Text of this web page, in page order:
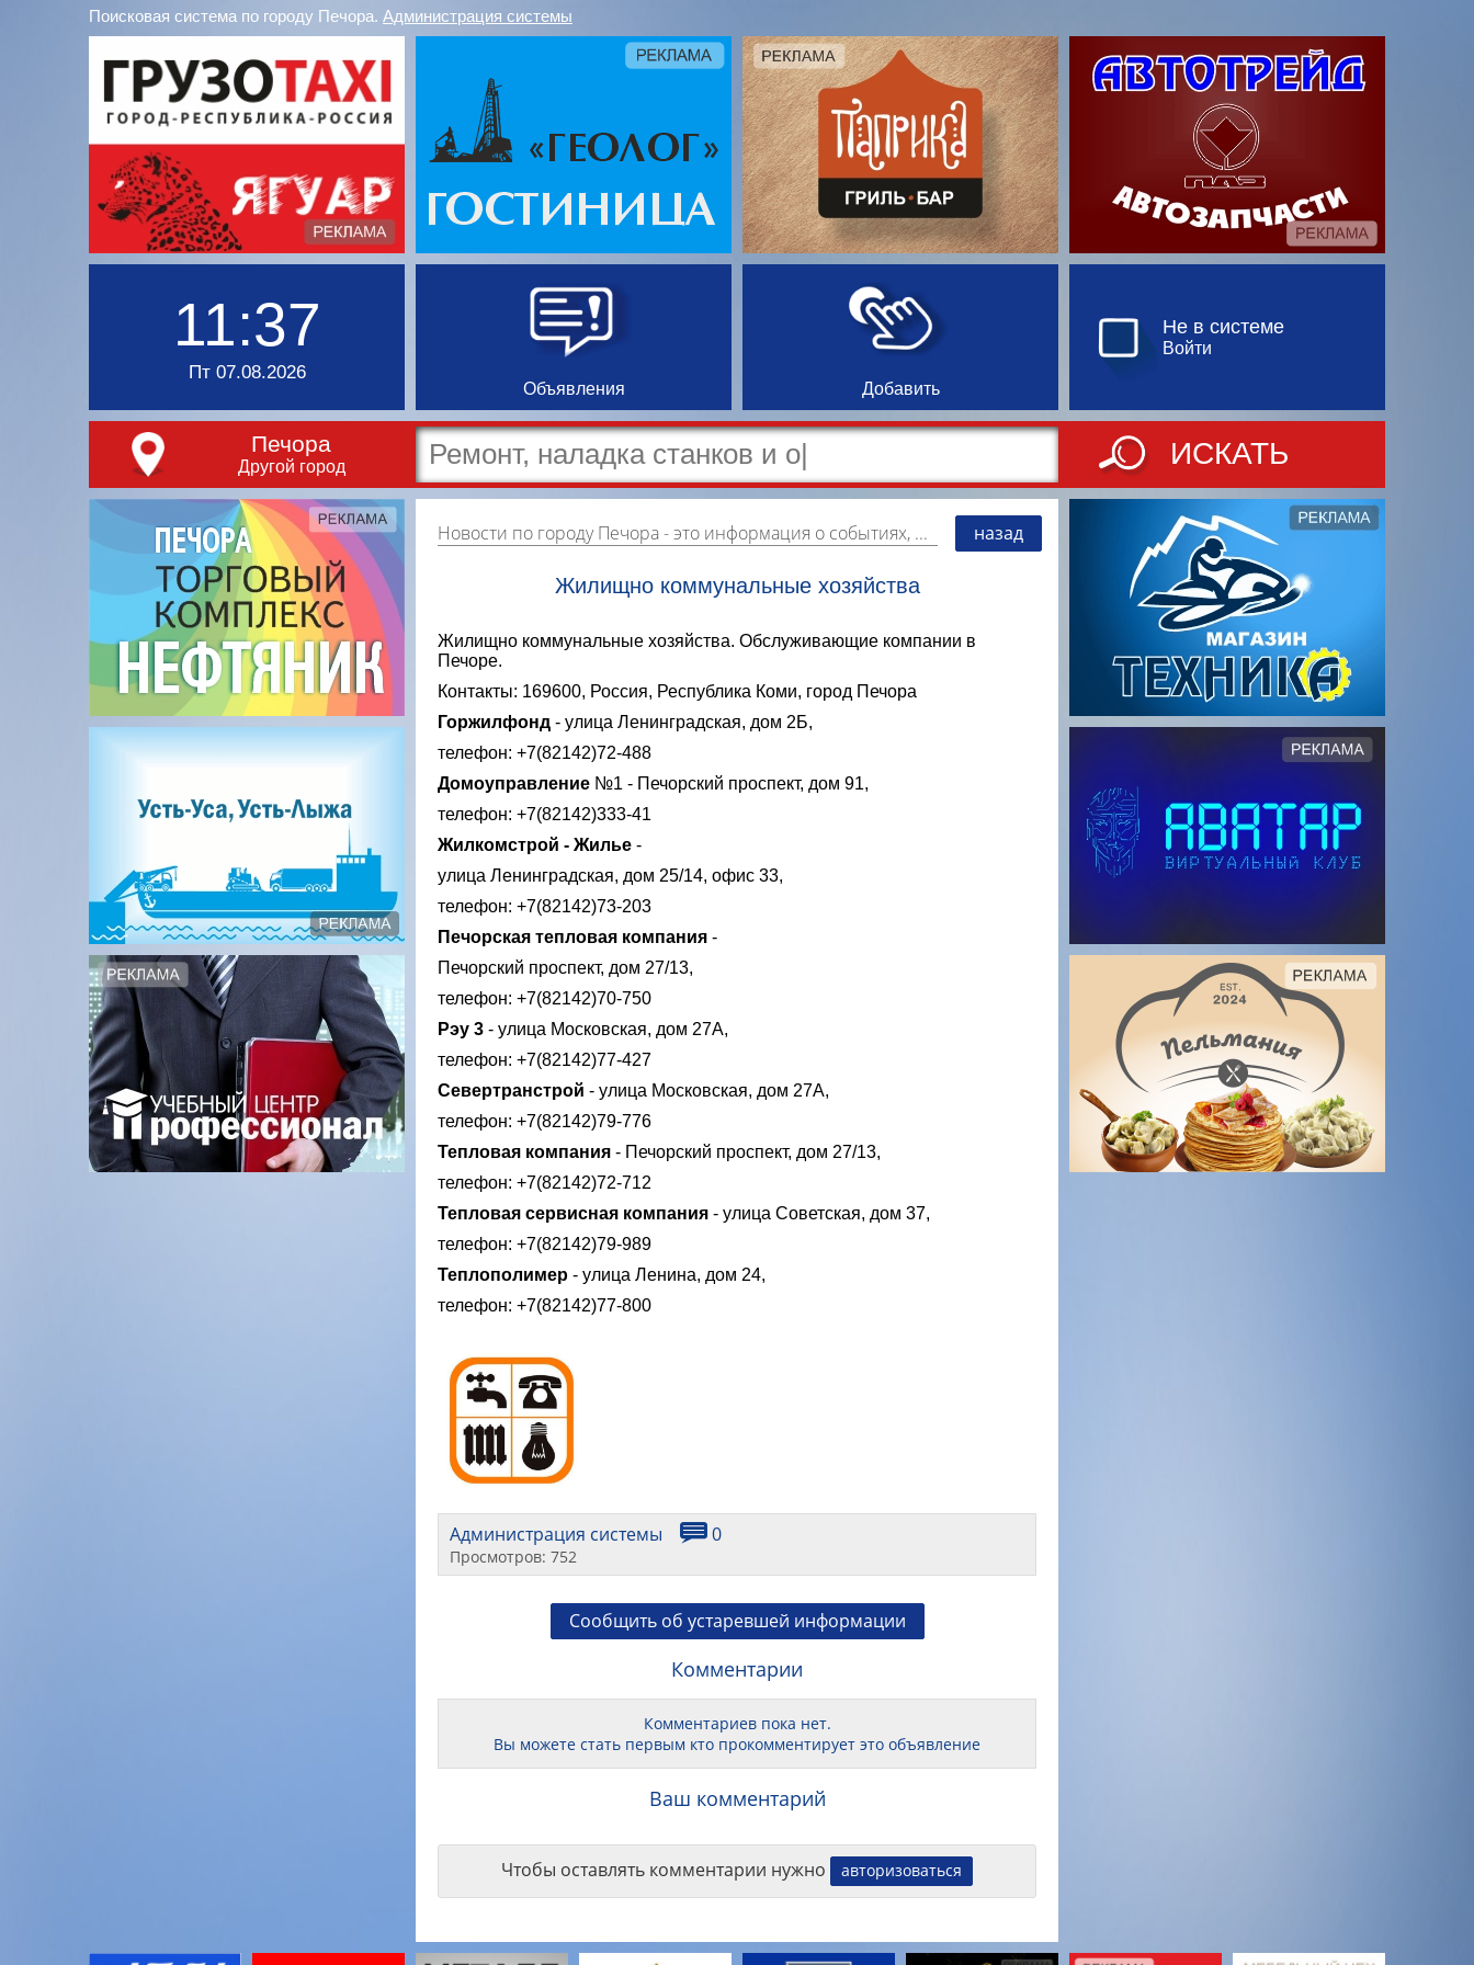
Поисковая система по городу Печора. Администрация системы
11:37
Пт 07.08.2026
Объявления Добавить
Не в системе
Войти
Печора
Другой город ИСКАТЬ
Новости по городу Печора- это информация о событиях, мероприятиях и торгово-коммерческой деятельности города. Страницу наполняют платные и бесплатные объявления, имеющие функцию "поднятия вверх списка". назад
Жилищно коммунальные хозяйства
Жилищно коммунальные хозяйства. Обслуживающие компании в
Печоре.
Контакты: 169600, Россия, Республика Коми, город Печора
Горжилфонд - улица Ленинградская, дом 2Б,
телефон: +7(82142)72-488
Домоуправление №1 - Печорский проспект, дом 91,
телефон: +7(82142)333-41
Жилкомстрой - Жилье -
улица Ленинградская, дом 25/14, офис 33,
телефон: +7(82142)73-203
Печорская тепловая компания -
Печорский проспект, дом 27/13,
телефон: +7(82142)70-750
Рэу 3 - улица Московская, дом 27А,
телефон: +7(82142)77-427
Севертранстрой - улица Московская, дом 27А,
телефон: +7(82142)79-776
Тепловая компания - Печорский проспект, дом 27/13,
телефон: +7(82142)72-712
Тепловая сервисная компания - улица Советская, дом 37,
телефон: +7(82142)79-989
Теплополимер - улица Ленина, дом 24,
телефон: +7(82142)77-800
Администрация системы 0
Просмотров: 752
Сообщить об устаревшей информации
Комментарии
Комментариев пока нет.
Вы можете стать первым кто прокомментирует это объявление
Ваш комментарий
Чтобы оставлять комментарии нужно авторизоваться